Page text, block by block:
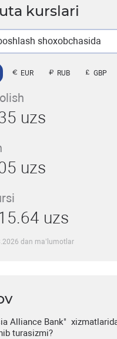
kurslari
shoxobchasida
EUR RUB GBP
uzs
uzs
uzs
dan ma’lumotlar
Alliance Bank"
turasizmi?